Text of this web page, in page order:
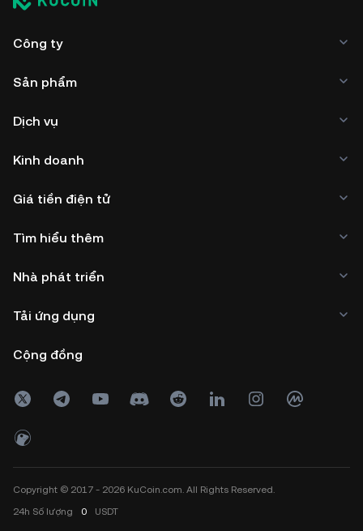
Công ty
Sản phẩm
Dịch vụ
Kinh doanh
Giá tiền điện tử
Tìm hiểu thêm
Nhà phát triển
Tải ứng dụng
Cộng đồng
Copyright © 2017 - 2026 KuCoin.com. All Rights Reserved.
24h Số lượng 0 USDT